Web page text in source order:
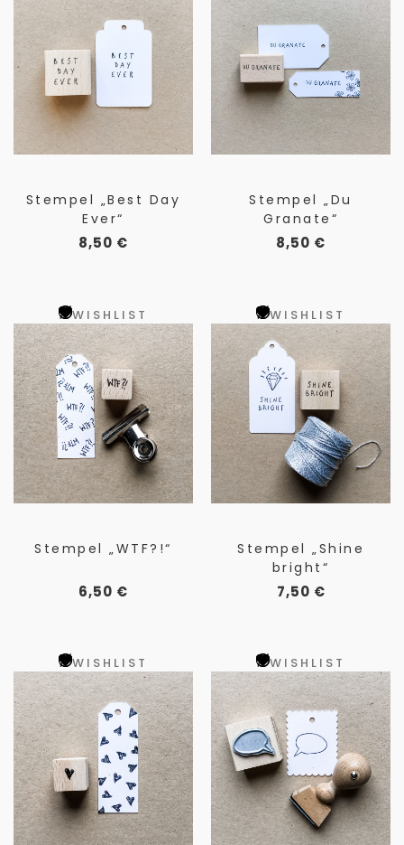
Stempel „Best Day
Ever“
8,50 €
Stempel „Du
Granate“
8,50 €
WISHLIST
Stempel „WTF?!“
6,50 €
WISHLIST
Stempel „Shine
bright“
7,50 €
WISHLIST WISHLIST